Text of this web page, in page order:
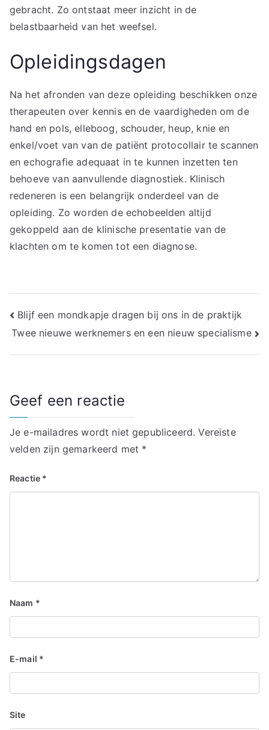
gebracht. Zo ontstaat meer inzicht in de
belastbaarheid van het weefsel.
Opleidingsdagen
Na het afronden van deze opleiding beschikken onze
therapeuten over kennis en de vaardigheden om de
hand en pols, elleboog, schouder, heup, knie en
enkel/voet van van de patiënt protocollair te scannen
en echografie adequaat in te kunnen inzetten ten
behoeve van aanvullende diagnostiek. Klinisch
redeneren is een belangrijk onderdeel van de
opleiding. Zo worden de echobeelden altijd
gekoppeld aan de klinische presentatie van de
klachten om te komen tot een diagnose.
Bericht
navigatie
Blijf een mondkapje dragen bij ons in de praktijk
Twee nieuwe werknemers en een nieuw specialisme
Geef een reactie
Je e-mailadres wordt niet gepubliceerd. Vereiste
velden zijn gemarkeerd met *
Reactie *
Naam *
E-mail *
Site